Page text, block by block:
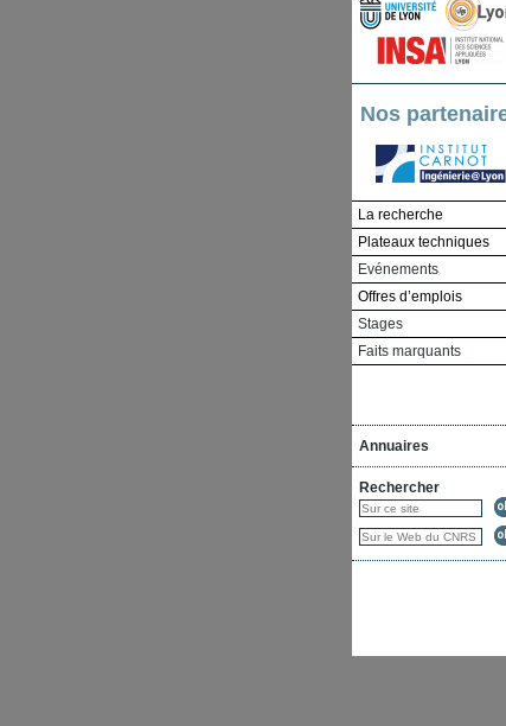
Nos
La recherche
Plateaux techniques
Evénements
Offres d’emplois
Stages
Faits marquants
Annuaires
Rechercher